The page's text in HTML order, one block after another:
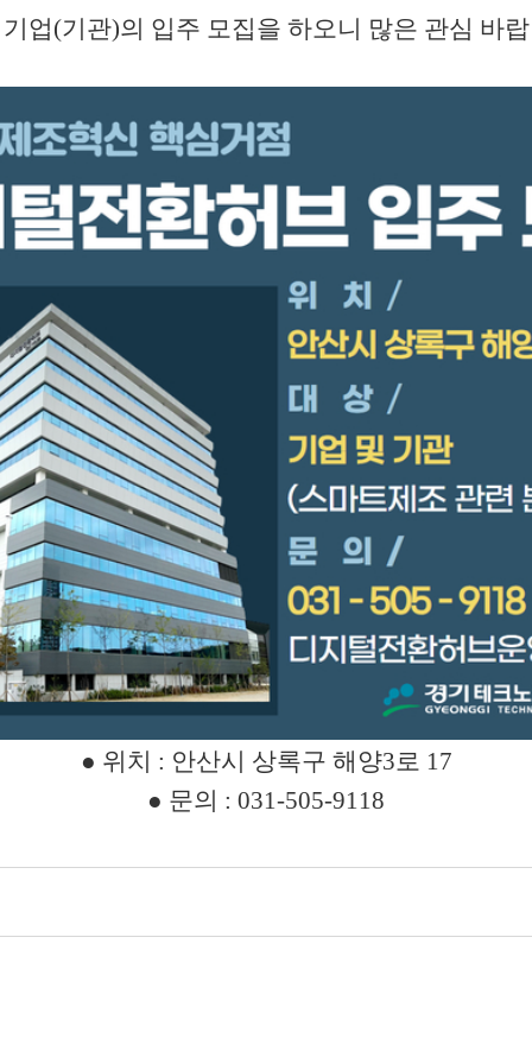
업(기관)의 입주 모집을 하오니 많은 관심 바
● 위치 : 안산시 상록구 해양3로 17
● 문의 : 031-505-9118